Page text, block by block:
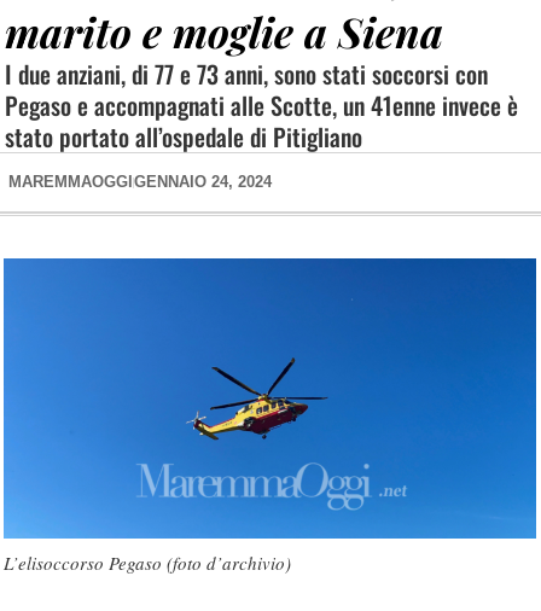
marito e moglie a Siena
I due anziani, di 77 e 73 anni, sono stati soccorsi con
Pegaso e accompagnati alle Scotte, un 41enne invece è
stato portato all’ospedale di Pitigliano
MAREMMAOGGI GENNAIO 24, 2024
L’elisoccorso Pegaso (foto d’archivio)